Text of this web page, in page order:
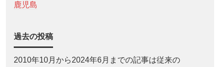
鹿児島
過去の投稿
2010年10月から2024年6月までの記事は従来の